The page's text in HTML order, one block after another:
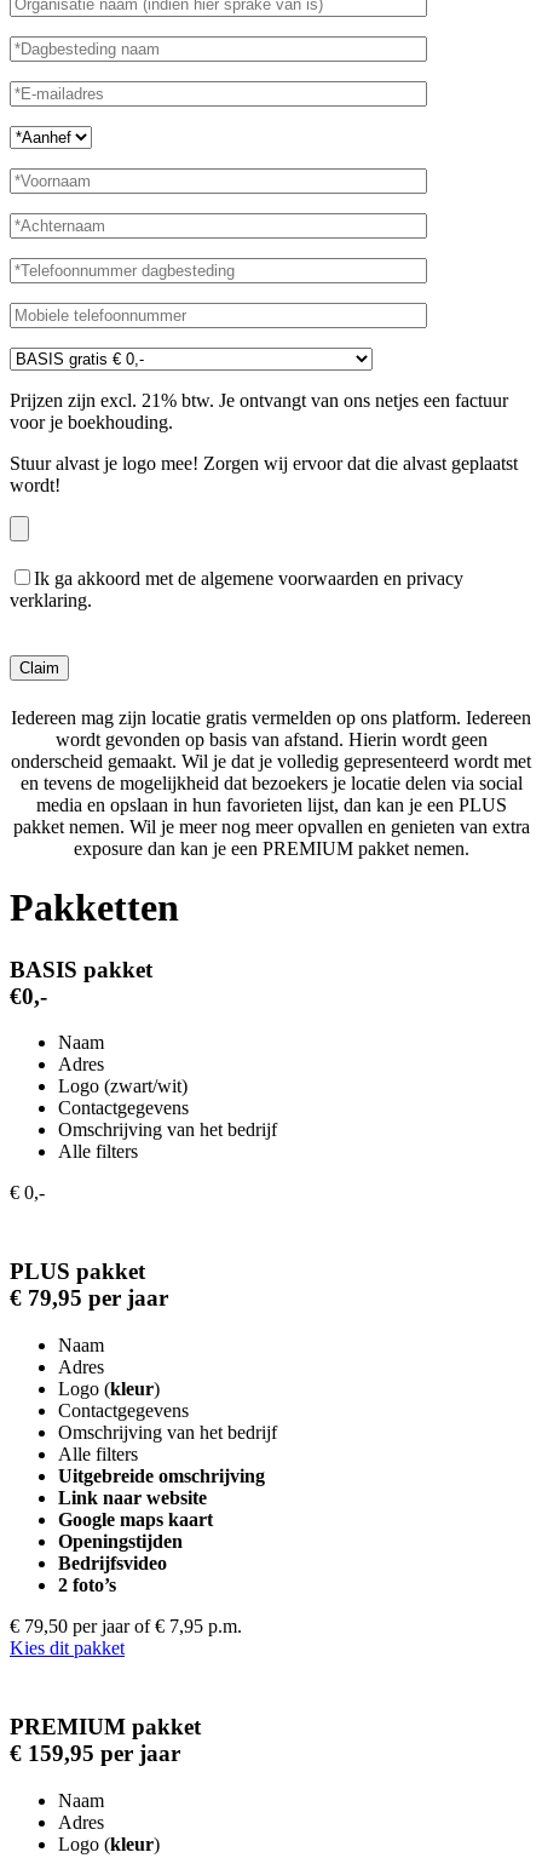
Prijzen zijn excl. 21% btw. Je ontvangt van ons netjes een factuur
voor je boekhouding.
Stuur alvast je logo mee! Zorgen wij ervoor dat die alvast geplaatst
wordt!
Ik ga akkoord met de algemene voorwaarden en privacy
verklaring.
Iedereen mag zijn locatie gratis vermelden op ons platform. Iedereen
wordt gevonden op basis van afstand. Hierin wordt geen
onderscheid gemaakt. Wil je dat je volledig gepresenteerd wordt met
en tevens de mogelijkheid dat bezoekers je locatie delen via social
media en opslaan in hun favorieten lijst, dan kan je een PLUS
pakket nemen. Wil je meer nog meer opvallen en genieten van extra
exposure dan kan je een PREMIUM pakket nemen.
Pakketten
BASIS pakket
€0,-
Naam
Adres
Logo (zwart/wit)
Contactgegevens
Omschrijving van het bedrijf
Alle filters
€ 0,-
PLUS pakket
€ 79,95 per jaar
Naam
Adres
Logo (kleur)
Contactgegevens
Omschrijving van het bedrijf
Alle filters
Uitgebreide omschrijving
Link naar website
Google maps kaart
Openingstijden
Bedrijfsvideo
2 foto’s
€ 79,50 per jaar of € 7,95 p.m.
Kies dit pakket
PREMIUM pakket
€ 159,95 per jaar
Naam
Adres
Logo (kleur)